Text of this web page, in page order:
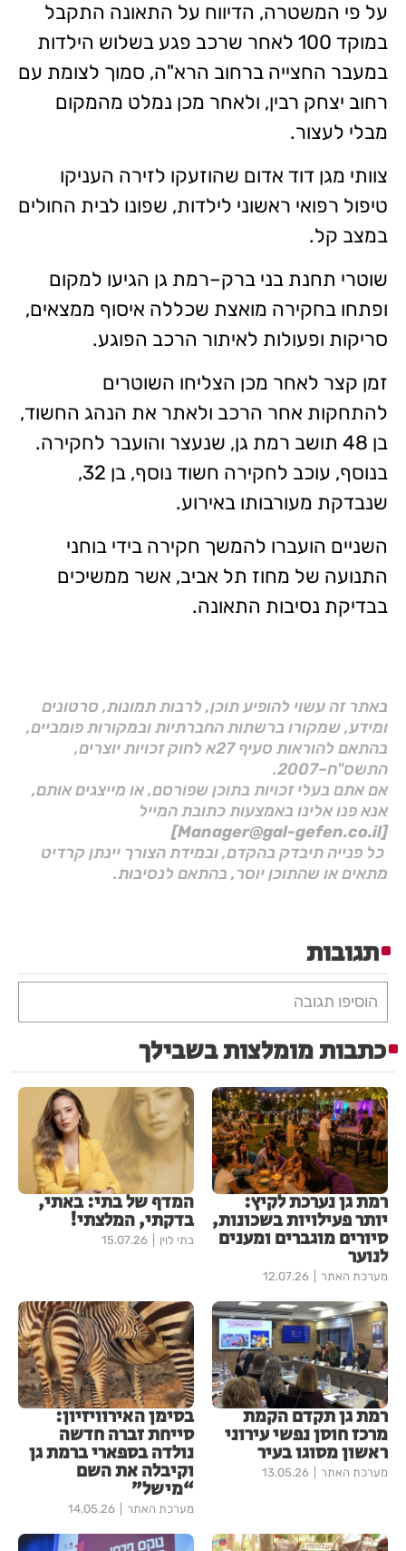
על פי המשטרה, הדיווח על התאונה התקבל
במוקד 100 לאחר שרכב פגע בשלוש הילדות
במעבר החצייה ברחוב הרא"ה, סמוך לצומת עם
רחוב יצחק רבין, ולאחר מכן נמלט מהמקום
מבלי לעצור.
צוותי מגן דוד אדום שהוזעקו לזירה העניקו
טיפול רפואי ראשוני לילדות, שפונו לבית החולים
במצב קל.
שוטרי תחנת בני ברק–רמת גן הגיעו למקום
ופתחו בחקירה מואצת שכללה איסוף ממצאים,
סריקות ופעולות לאיתור הרכב הפוגע.
זמן קצר לאחר מכן הצליחו השוטרים
להתחקות אחר הרכב ולאתר את הנהג החשוד,
בן 48 תושב רמת גן, שנעצר והועבר לחקירה.
בנוסף, עוכב לחקירה חשוד נוסף, בן 32,
שנבדקת מעורבותו באירוע.
השניים הועברו להמשך חקירה בידי בוחני
התנועה של מחוז תל אביב, אשר ממשיכים
בבדיקת נסיבות התאונה.
באתר זה עשוי להופיע תוכן, לרבות תמונות, סרטונים
ומידע, שמקורו ברשתות החברתיות ובמקורות פומביים,
בהתאם להוראות סעיף 27א לחוק זכויות יוצרים,
התשס"ח–2007.
אם אתם בעלי זכויות בתוכן שפורסם, או מייצגים אותם,
אנא פנו אלינו באמצעות כתובת המייל
[Manager@gal-gefen.co.il]
כל פנייה תיבדק בהקדם, ובמידת הצורך יינתן קרדיט
מתאים או שהתוכן יוסר, בהתאם לנסיבות.
תגובות
הוסיפו תגובה
כתבות מומלצות בשבילך
רמת גן נערכת לקיץ:
יותר פעילויות בשכונות,
סיורים מוגברים ומענים
לנוער
מערכת האתר 12.07.26
המדף של בתי: באתי,
בדקתי, המלצתי!
בתי לוין 15.07.26
רמת גן תקדם הקמת
מרכז חוסן נפשי עירוני
ראשון מסוגו בעיר
מערכת האתר 13.05.26
בסימן האירוויזיון:
סייחת זברה חדשה
נולדה בספארי ברמת גן
וקיבלה את השם
“מישל”
מערכת האתר 14.05.26